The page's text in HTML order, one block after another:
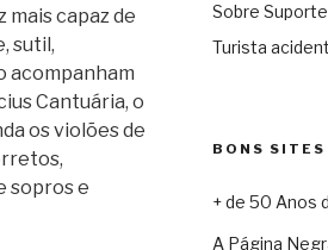
mais capaz de
sutil,
acompanham
Cantuária, o
os violões de
sopros e
Sobre
Turista
BONS SITES
+ de 50 Anos
A Página